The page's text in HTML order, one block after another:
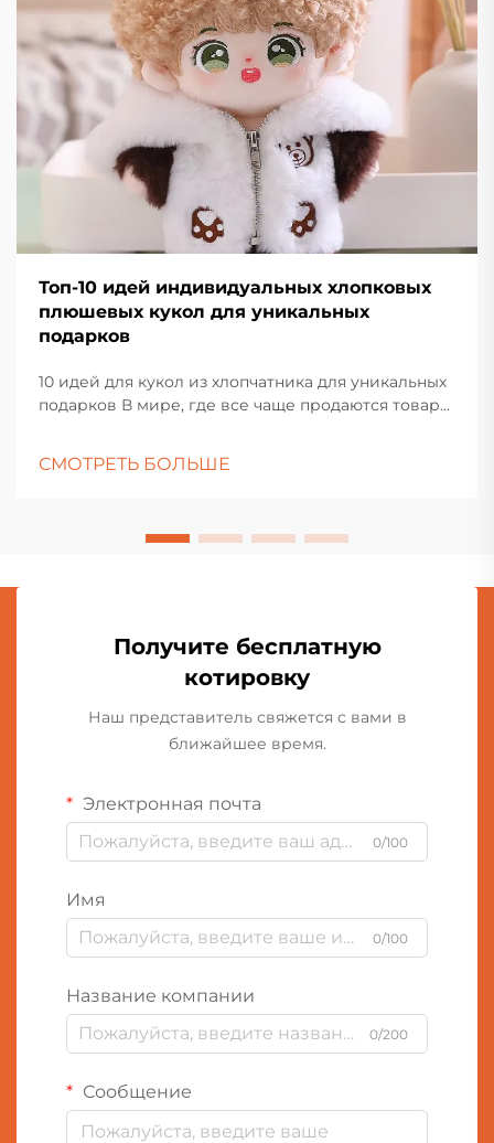
Топ-10 идей индивидуальных хлопковых
плюшевых кукол для уникальных
подарков
10 идей для кукол из хлопчатника для уникальных
подарков В мире, где все чаще продаются товары,
СМОТРЕТЬ БОЛЬШЕ
Получите бесплатную
котировку
Наш представитель свяжется с вами в
ближайшее время.
Электронная почта
0/100
Имя
0/100
Название компании
0/200
Сообщение